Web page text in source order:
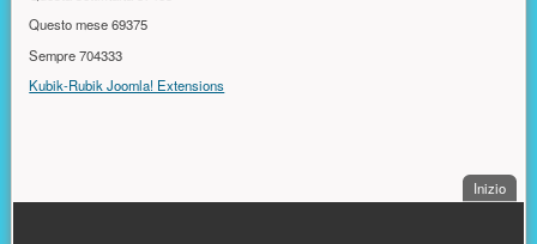
Questo mese69375
Sempre704333
Kubik-Rubik Joomla! Extensions
Inizio.